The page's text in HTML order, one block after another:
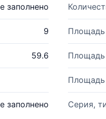
заполнено
9
59.6 Площадь
Площадь
заполнено Серия,